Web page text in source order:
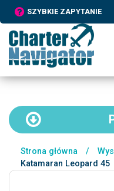
SZYBKIE ZAPYTANIE
Strona główna /
Katamaran Leopard 45